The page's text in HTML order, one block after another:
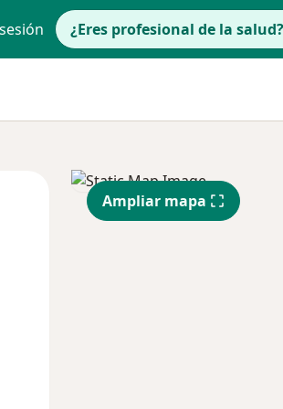
¿Eres profesional de la salud?
Mar
11 Ago
Mié
12 Ago
Ampliar mapa